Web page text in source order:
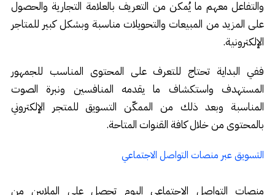
والتفاعل معهم ما يُمكن من التعريف بالعلامة التجارية والحصول
على المزيد من المبيعات والتحويلات مناسبة وبشكل كبير للمتاجر
الإلكترونية.
ففي البداية تحتاج للتعرف على المحتوى المناسب للجمهور
المستهدف واستكشاف ما يقدمه المنافسين ونبرة الصوت
المناسبة وبعد ذلك من الممكّن التسويق للمتجر الإلكتروني
بالمحتوى من خلال كافة القنوات المتاحة.
التسويق عبر منصات التواصل الاجتماعي
منصات التواصل الاجتماعي اليوم تحصل على الملايين من